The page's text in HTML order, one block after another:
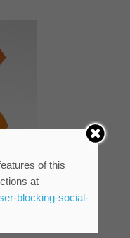
of this
at
blocking-social-